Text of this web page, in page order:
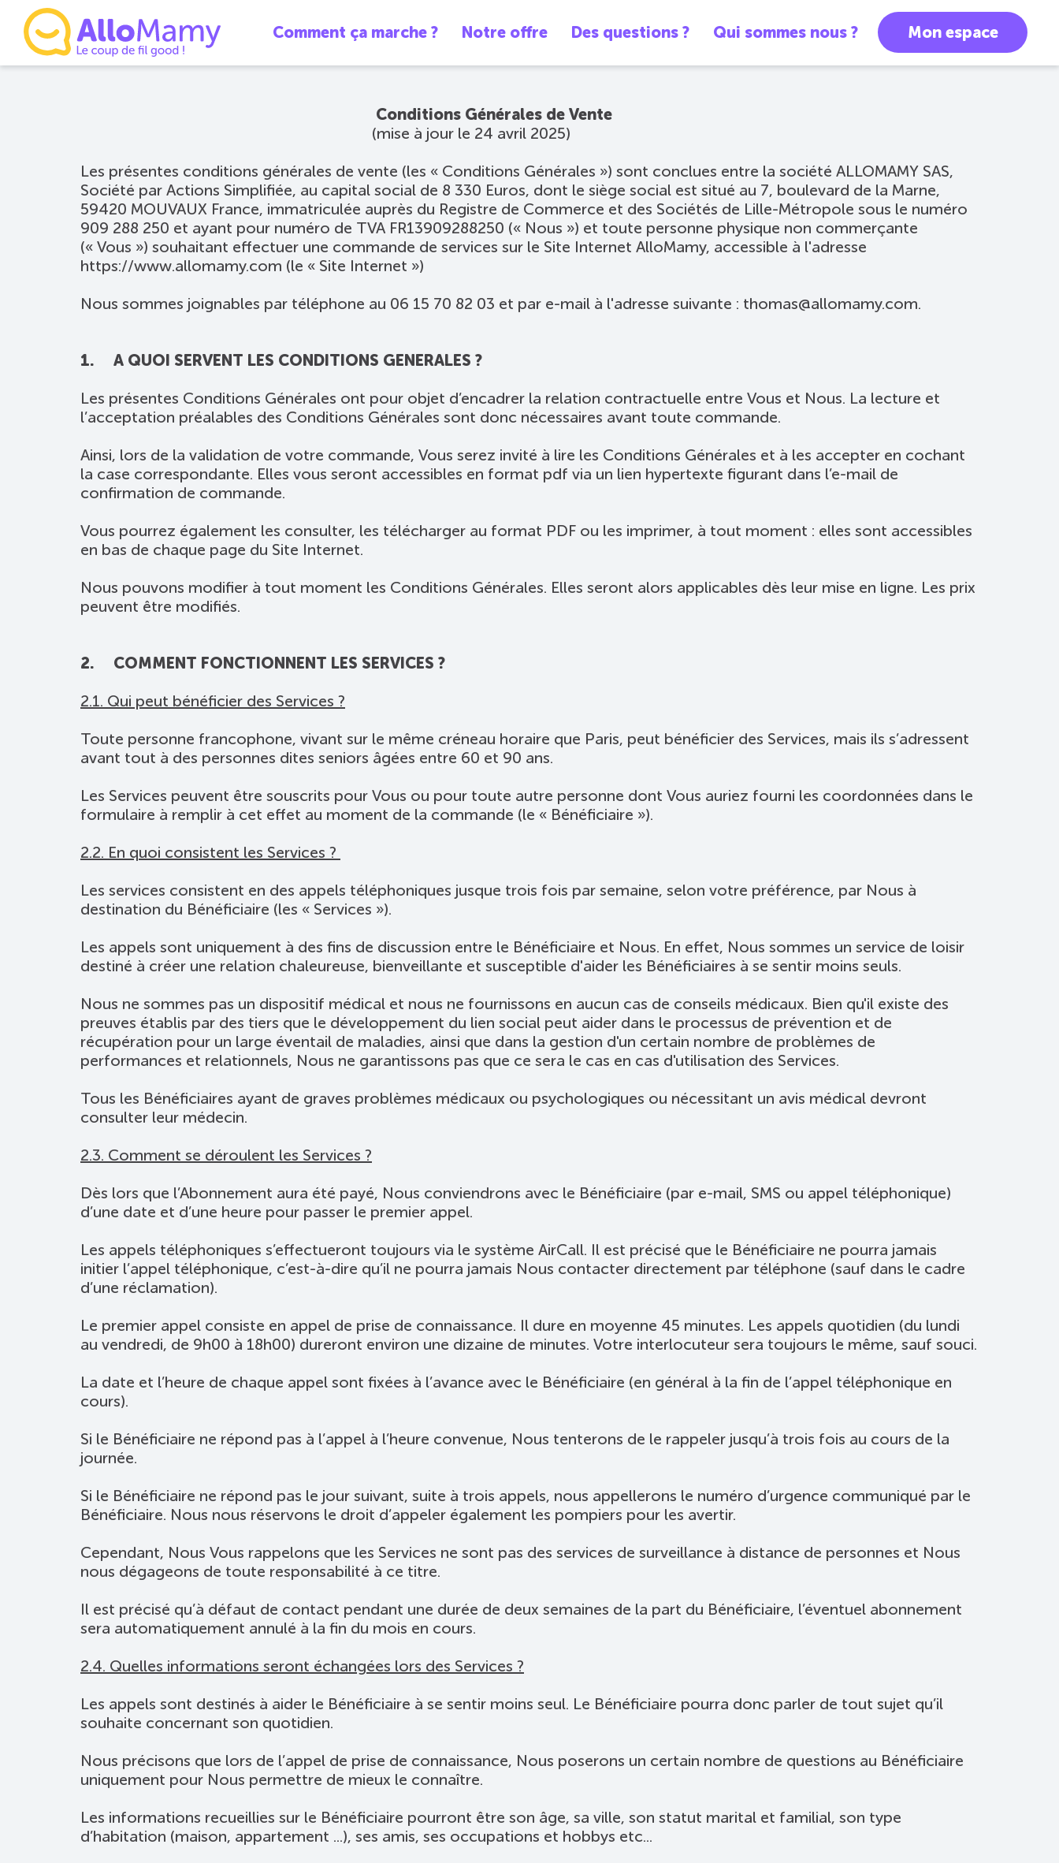
Comment ça marche ? Notre offre Des questions ? Qui sommes nous ? Mon espace
Conditions Générales de Vente
(mise à jour le 24 avril 2025)
Les présentes conditions générales de vente (les « Conditions Générales ») sont conclues entre la société ALLOMAMY SAS,
Société par Actions Simplifiée, au capital social de 8 330 Euros, dont le siège social est situé au 7, boulevard de la Marne,
59420 MOUVAUX France, immatriculée auprès du Registre de Commerce et des Sociétés de Lille-Métropole sous le numéro
909 288 250 et ayant pour numéro de TVA FR13909288250 (« Nous ») et toute personne physique non commerçante
(« Vous ») souhaitant effectuer une commande de services sur le Site Internet AlloMamy, accessible à l'adresse
https://www.allomamy.com (le « Site Internet »)
Nous sommes joignables par téléphone au 06 15 70 82 03 et par e-mail à l'adresse suivante : thomas@allomamy.com.
1. A QUOI SERVENT LES CONDITIONS GENERALES ?
Les présentes Conditions Générales ont pour objet d’encadrer la relation contractuelle entre Vous et Nous. La lecture et
l’acceptation préalables des Conditions Générales sont donc nécessaires avant toute commande.
Ainsi, lors de la validation de votre commande, Vous serez invité à lire les Conditions Générales et à les accepter en cochant
la case correspondante. Elles vous seront accessibles en format pdf via un lien hypertexte figurant dans l’e-mail de
confirmation de commande.
Vous pourrez également les consulter, les télécharger au format PDF ou les imprimer, à tout moment : elles sont accessibles
en bas de chaque page du Site Internet.
Nous pouvons modifier à tout moment les Conditions Générales. Elles seront alors applicables dès leur mise en ligne. Les prix
peuvent être modifiés.
2. COMMENT FONCTIONNENT LES SERVICES ?
2.1. Qui peut bénéficier des Services ?
Toute personne francophone, vivant sur le même créneau horaire que Paris, peut bénéficier des Services, mais ils s’adressent
avant tout à des personnes dites seniors âgées entre 60 et 90 ans.
Les Services peuvent être souscrits pour Vous ou pour toute autre personne dont Vous auriez fourni les coordonnées dans le
formulaire à remplir à cet effet au moment de la commande (le « Bénéficiaire »).
2.2. En quoi consistent les Services ?
Les services consistent en des appels téléphoniques jusque trois fois par semaine, selon votre préférence, par Nous à
destination du Bénéficiaire (les « Services »).
Les appels sont uniquement à des fins de discussion entre le Bénéficiaire et Nous. En effet, Nous sommes un service de loisir
destiné à créer une relation chaleureuse, bienveillante et susceptible d'aider les Bénéficiaires à se sentir moins seuls.
Nous ne sommes pas un dispositif médical et nous ne fournissons en aucun cas de conseils médicaux. Bien qu'il existe des
preuves établis par des tiers que le développement du lien social peut aider dans le processus de prévention et de
récupération pour un large éventail de maladies, ainsi que dans la gestion d'un certain nombre de problèmes de
performances et relationnels, Nous ne garantissons pas que ce sera le cas en cas d'utilisation des Services.
Tous les Bénéficiaires ayant de graves problèmes médicaux ou psychologiques ou nécessitant un avis médical devront
consulter leur médecin.
2.3. Comment se déroulent les Services ?
Dès lors que l’Abonnement aura été payé, Nous conviendrons avec le Bénéficiaire (par e-mail, SMS ou appel téléphonique)
d’une date et d’une heure pour passer le premier appel.
Les appels téléphoniques s’effectueront toujours via le système AirCall. Il est précisé que le Bénéficiaire ne pourra jamais
initier l’appel téléphonique, c’est-à-dire qu’il ne pourra jamais Nous contacter directement par téléphone (sauf dans le cadre
d’une réclamation).
Le premier appel consiste en appel de prise de connaissance. Il dure en moyenne 45 minutes. Les appels quotidien (du lundi
au vendredi, de 9h00 à 18h00) dureront environ une dizaine de minutes. Votre interlocuteur sera toujours le même, sauf souci.
La date et l’heure de chaque appel sont fixées à l’avance avec le Bénéficiaire (en général à la fin de l’appel téléphonique en
cours).
Si le Bénéficiaire ne répond pas à l’appel à l’heure convenue, Nous tenterons de le rappeler jusqu’à trois fois au cours de la
journée.
Si le Bénéficiaire ne répond pas le jour suivant, suite à trois appels, nous appellerons le numéro d’urgence communiqué par le
Bénéficiaire. Nous nous réservons le droit d’appeler également les pompiers pour les avertir.
Cependant, Nous Vous rappelons que les Services ne sont pas des services de surveillance à distance de personnes et Nous
nous dégageons de toute responsabilité à ce titre.
Il est précisé qu’à défaut de contact pendant une durée de deux semaines de la part du Bénéficiaire, l’éventuel abonnement
sera automatiquement annulé à la fin du mois en cours.
2.4. Quelles informations seront échangées lors des Services ?
Les appels sont destinés à aider le Bénéficiaire à se sentir moins seul. Le Bénéficiaire pourra donc parler de tout sujet qu’il
souhaite concernant son quotidien.
Nous précisons que lors de l’appel de prise de connaissance, Nous poserons un certain nombre de questions au Bénéficiaire
uniquement pour Nous permettre de mieux le connaître.
Les informations recueillies sur le Bénéficiaire pourront être son âge, sa ville, son statut marital et familial, son type
d’habitation (maison, appartement ...), ses amis, ses occupations et hobbys etc...